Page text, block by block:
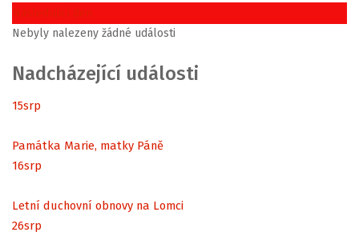
Následující den
Nebyly nalezeny žádné události
Nadcházející události
15srp
Památka Marie, matky Páně
16srp
Letní duchovní obnovy na Lomci
26srp